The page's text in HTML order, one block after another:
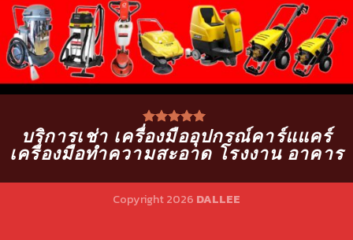
บริการเช่า เครื่องมืออุปกรณ์คาร์แแคร์
เครื่องมือทำความสะอาด โรงงาน อาคาร
Copyright 2026 DALLEE